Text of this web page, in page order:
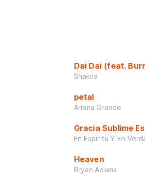
Dai Dai (feat.
Shakira
petal
Ariana Grande
Gracia Sublime Es
En Espiritu Y En
Heaven
Bryan Adams